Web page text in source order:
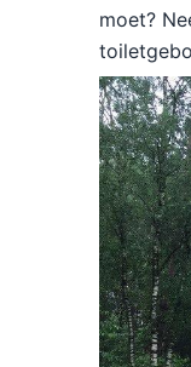
moet?